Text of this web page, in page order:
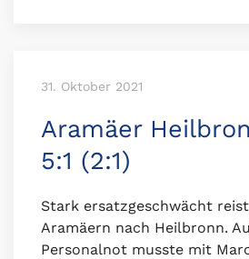
31. Oktober 2021
Aramäer
5:1 (2:1)
Stark ersatzgeschwächt
Aramäern nach Heilbronn.
Personalnot musste mit